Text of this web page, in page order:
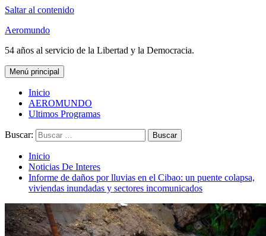
Saltar al contenido
Aeromundo
54 años al servicio de la Libertad y la Democracia.
Menú principal
Inicio
AEROMUNDO
Ultimos Programas
Buscar:
Inicio
Noticias De Interes
Informe de daños por lluvias en el Cibao: un puente colapsa,
viviendas inundadas y sectores incomunicados